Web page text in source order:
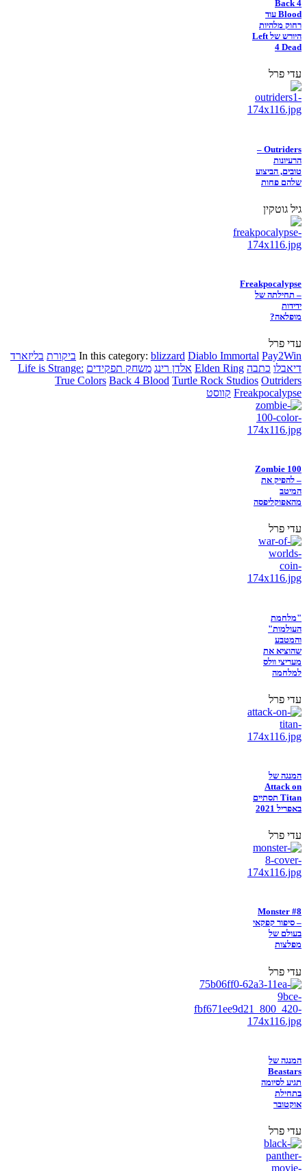
Back 4
Blood עוד
רחוק מלהיות
היורש של Left
4 Dead
עדי פרל
Outriders –
הרעיונות
טובים, הביצוע
שלהם פחות
גיל גוטקין
Freakpocalypse
– תחילתה של
ידידות
מופלאה?
עדי פרל
In this category: blizzard Diablo Immortal Pay2Win ביקורת בליזארד
דיאבלו כתבה Elden Ring אלדן רינג משחק תפקידים Life is Strange:
True Colors Back 4 Blood Turtle Rock Studios Outriders
Freakpocalypse קווסט
Zombie 100
– להפיק את
המיטב
מהאפוקליפסה
עדי פרל
"מלחמת
העולמות"
והמטבע
שהוציא את
מעריצי וולס
למלחמה
עדי פרל
המנגה של
Attack on
Titan תסתיים
באפריל 2021
עדי פרל
Monster #8
– סיפור קפקאי
בעולם של
מפלצות
עדי פרל
המנגה של
Beastars
תגיע לסיומה
בתחילת
אוקטובר
עדי פרל